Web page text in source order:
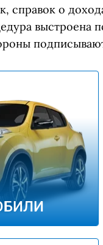
справок о